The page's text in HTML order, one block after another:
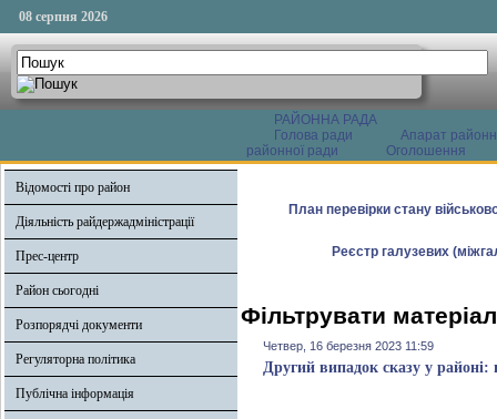
08 серпня 2026
РАЙОННА РАДА
Голова ради
Апарат
районної ради
Оголошення
Відомості про район
Діяльність райдержадміністрації
Прес-центр
Район сьогодні
Розпорядчі документи
Регуляторна політика
Публічна інформація
План перевірки стану
Реєстр галузевих
Фільтрувати
Четвер, 16 березня 2023 11:59
Другий випадок сказу у